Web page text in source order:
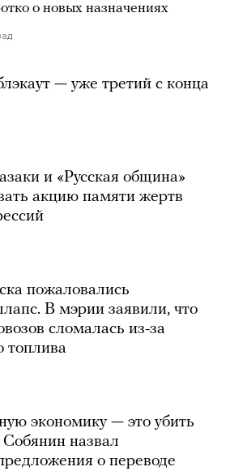
о новых назначениях
— уже третий с конца
и «Русская община»
акцию памяти жертв
пожаловались
В мэрии заявили, что
сломалась из-за
топлива
экономику — это убить
назвал
о переводе